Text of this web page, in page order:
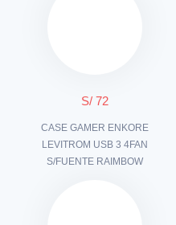
S/ 72
CASE GAMER ENKORE
LEVITROM USB 3 4FAN
S/FUENTE RAIMBOW